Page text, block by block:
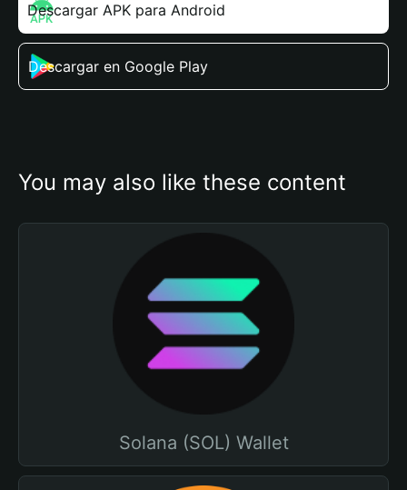
Descargar APK para Android
Descargar en Google Play
You may also like these content
Solana (SOL) Wallet